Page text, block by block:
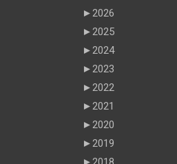
►2026
►2025
►2024
►2023
►2022
►2021
►2020
►2019